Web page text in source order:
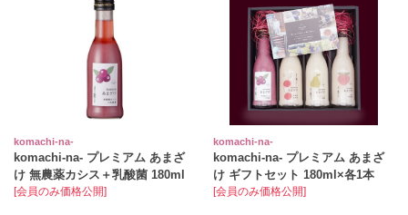
komachi‐na‐
komachi‐na‐ プレミアム あまざ
け 無農薬カシス＋乳酸菌 180ml
[会員のみ価格公開]
komachi‐na‐
komachi‐na- プレミアム あまざ
け ギフトセット 180ml×各1本
[会員のみ価格公開]